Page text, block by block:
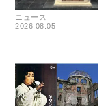
ニュース
2026.08.05